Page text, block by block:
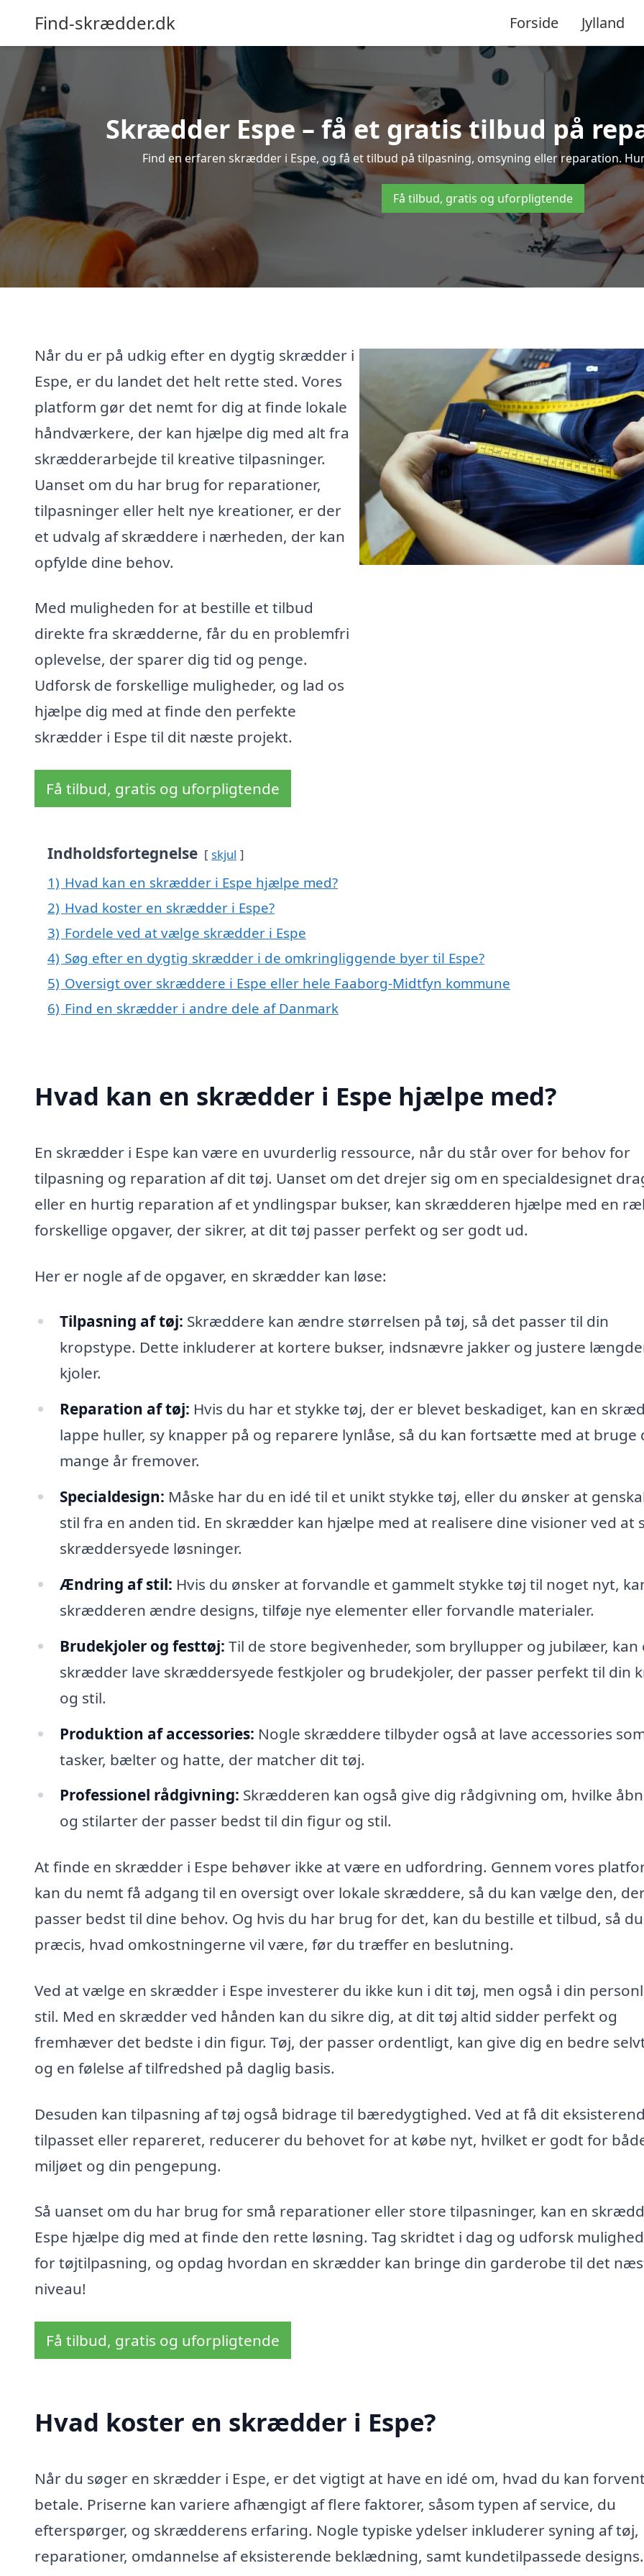
Find-skrædder.dk Forside Jylland
Skrædder Espe – få et gratis tilbud på
Find en erfaren skrædder i Espe, og få et tilbud på tilpasning, omsyning eller reparation.
Få tilbud, gratis og uforpligtende
Når du er på udkig efter en dygtig skrædder i
Espe, er du landet det helt rette sted. Vores
platform gør det nemt for dig at finde lokale
håndværkere, der kan hjælpe dig med alt fra
skrædderarbejde til kreative tilpasninger.
Uanset om du har brug for reparationer,
tilpasninger eller helt nye kreationer, er der
et udvalg af skræddere i nærheden, der kan
opfylde dine behov.
Med muligheden for at bestille et tilbud
direkte fra skrædderne, får du en problemfri
oplevelse, der sparer dig tid og penge.
Udforsk de forskellige muligheder, og lad os
hjælpe dig med at finde den perfekte
skrædder i Espe til dit næste projekt.
Få tilbud, gratis og uforpligtende
Indholdsfortegnelse skjul
1) Hvad kan en skrædder i Espe hjælpe med?
2) Hvad koster en skrædder i Espe?
3) Fordele ved at vælge skrædder i Espe
4) Søg efter en dygtig skrædder i de omkringliggende byer til Espe?
5) Oversigt over skræddere i Espe eller hele Faaborg-Midtfyn kommune
6) Find en skrædder i andre dele af Danmark
Hvad kan en skrædder i Espe hjælpe med?
En skrædder i Espe kan være en uvurderlig ressource, når du står over for behov for
tilpasning og reparation af dit tøj. Uanset om det drejer sig om en specialdesignet
eller en hurtig reparation af et yndlingspar bukser, kan skrædderen hjælpe med en
forskellige opgaver, der sikrer, at dit tøj passer perfekt og ser godt ud.
Her er nogle af de opgaver, en skrædder kan løse:
Tilpasning af tøj: Skræddere kan ændre størrelsen på tøj, så det passer til din
kropstype. Dette inkluderer at kortere bukser, indsnævre jakker og justere
kjoler.
Reparation af tøj: Hvis du har et stykke tøj, der er blevet beskadiget, kan en
lappe huller, sy knapper på og reparere lynlåse, så du kan fortsætte med at bruge
mange år fremover.
Specialdesign: Måske har du en idé til et unikt stykke tøj, eller du ønsker at
stil fra en anden tid. En skrædder kan hjælpe med at realisere dine visioner ved at
skræddersyede løsninger.
Ændring af stil: Hvis du ønsker at forvandle et gammelt stykke tøj til noget nyt,
skrædderen ændre designs, tilføje nye elementer eller forvandle materialer.
Brudekjoler og festtøj: Til de store begivenheder, som bryllupper og jubilæer, kan
skrædder lave skræddersyede festkjoler og brudekjoler, der passer perfekt til din
og stil.
Produktion af accessories: Nogle skræddere tilbyder også at lave accessories
tasker, bælter og hatte, der matcher dit tøj.
Professionel rådgivning: Skrædderen kan også give dig rådgivning om, hvilke
og stilarter der passer bedst til din figur og stil.
At finde en skrædder i Espe behøver ikke at være en udfordring. Gennem vores
kan du nemt få adgang til en oversigt over lokale skræddere, så du kan vælge den,
passer bedst til dine behov. Og hvis du har brug for det, kan du bestille et tilbud, så
præcis, hvad omkostningerne vil være, før du træffer en beslutning.
Ved at vælge en skrædder i Espe investerer du ikke kun i dit tøj, men også i din
stil. Med en skrædder ved hånden kan du sikre dig, at dit tøj altid sidder perfekt og
fremhæver det bedste i din figur. Tøj, der passer ordentligt, kan give dig en bedre
og en følelse af tilfredshed på daglig basis.
Desuden kan tilpasning af tøj også bidrage til bæredygtighed. Ved at få dit
tilpasset eller repareret, reducerer du behovet for at købe nyt, hvilket er godt for
miljøet og din pengepung.
Så uanset om du har brug for små reparationer eller store tilpasninger, kan en
Espe hjælpe dig med at finde den rette løsning. Tag skridtet i dag og udforsk
for tøjtilpasning, og opdag hvordan en skrædder kan bringe din garderobe til det
niveau!
Få tilbud, gratis og uforpligtende
Hvad koster en skrædder i Espe?
Når du søger en skrædder i Espe, er det vigtigt at have en idé om, hvad du kan
betale. Priserne kan variere afhængigt af flere faktorer, såsom typen af service, du
efterspørger, og skrædderens erfaring. Nogle typiske ydelser inkluderer syning af tøj,
reparationer, omdannelse af eksisterende beklædning, samt kundetilpassede designs.